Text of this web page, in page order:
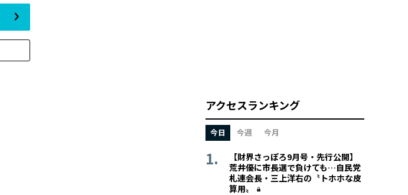
アクセスランキング
今日 今週 今月
【財界さっぽろ9月号・先行公開】
荒井優に市長選で負けても…自民党
札連会長・三上洋右の〝トホホな皮
算用〟